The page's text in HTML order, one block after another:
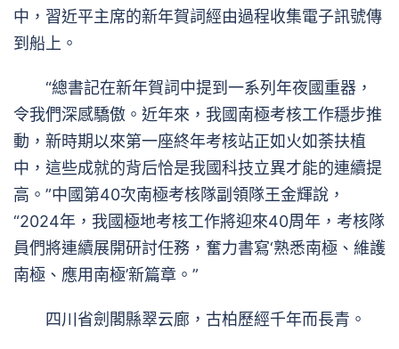
中，習近平主席的新年賀詞經由過程收集電子訊號傳
到船上。
“總書記在新年賀詞中提到一系列年夜國重器，
令我們深感驕傲。近年來，我國南極考核工作穩步推
動，新時期以來第一座終年考核站正如火如荼扶植
中，這些成就的背后恰是我國科技立異才能的連續提
高。”中國第40次南極考核隊副領隊王金輝說，
“2024年，我國極地考核工作將迎來40周年，考核隊
員們將連續展開研討任務，奮力書寫‘熟悉南極、維護
南極、應用南極’新篇章。”
四川省劍閣縣翠云廊，古柏歷經千年而長青。